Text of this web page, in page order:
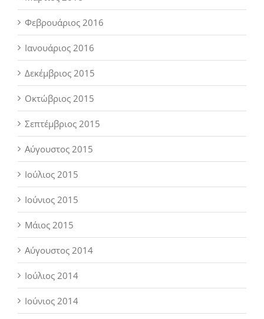
Φεβρουάριος 2016
Ιανουάριος 2016
Δεκέμβριος 2015
Οκτώβριος 2015
Σεπτέμβριος 2015
Αύγουστος 2015
Ιούλιος 2015
Ιούνιος 2015
Μάιος 2015
Αύγουστος 2014
Ιούλιος 2014
Ιούνιος 2014